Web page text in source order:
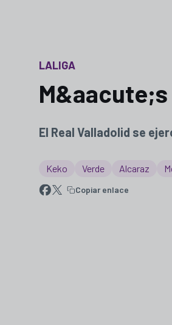
LALIGA
El Real Valladolid se
Keko Verde Alcaraz
Copiar enlace